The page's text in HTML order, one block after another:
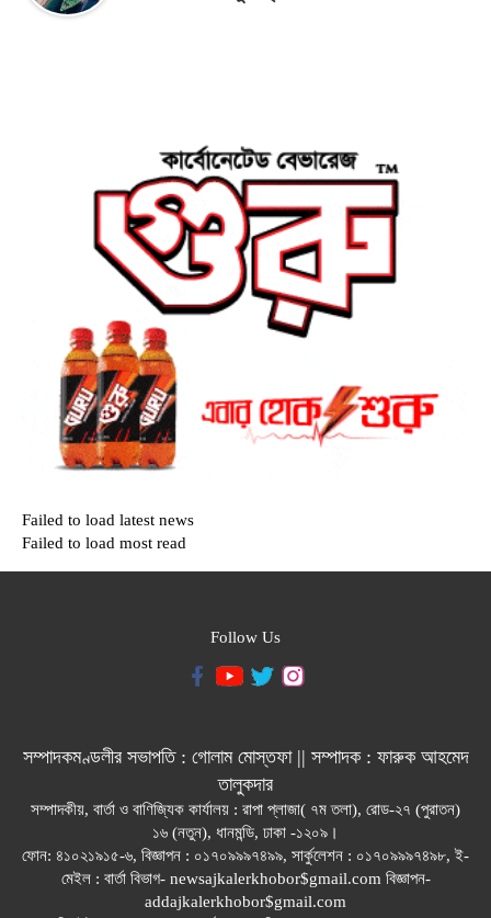
Failed to load latest news
Failed to load most read
Follow Us
সম্পাদকমণ্ডলীর সভাপতি : গোলাম মোস্তফা || সম্পাদক : ফারুক আহমেদ
তালুকদার
সম্পাদকীয়, বার্তা ও বাণিজ্যিক কার্যালয় : রাপা প্লাজা( ৭ম তলা), রোড-২৭ (পুরাতন)
১৬ (নতুন), ধানমন্ডি, ঢাকা -১২০৯।
ফোন: ৪১০২১৯১৫-৬, বিজ্ঞাপন : ০১৭০৯৯৯৭৪৯৯, সার্কুলেশন : ০১৭০৯৯৯৭৪৯৮, ই-
মেইল : বার্তা বিভাগ- newsajkalerkhobor$gmail.com বিজ্ঞাপন-
addajkalerkhobor$gmail.com